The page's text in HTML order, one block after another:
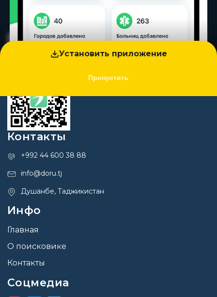
Установить приложение
Пропустить
Контакты
+992 44 600 38 88
info@doru.tj
Душанбе, Таджикистан
Инфо
Главная
О поисковике
Контакты
Соцмедиа